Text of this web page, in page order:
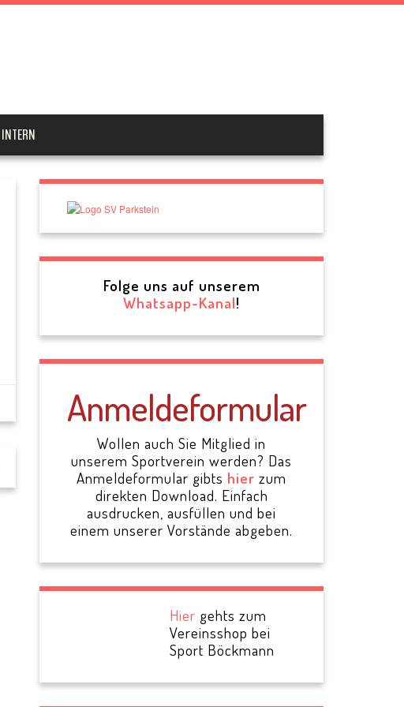
INTERN
Folge uns auf unserem
Whatsapp-Kanal!
Anmeldeformular
Wollen auch Sie Mitglied in
unserem Sportverein werden? Das
Anmeldeformular gibts hier zum
direkten Download. Einfach
ausdrucken, ausfüllen und bei
einem unserer Vorstände abgeben.
Hier gehts zum
Vereinsshop bei
Sport Böckmann